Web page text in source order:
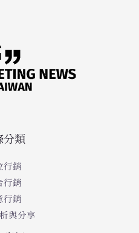
分類
行銷
行銷
行銷
與分享